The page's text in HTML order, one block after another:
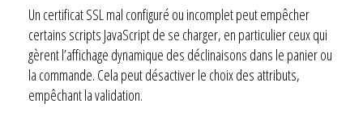
Un certificat SSL mal configuré ou incomplet peut empêcher
certains scripts JavaScript de se charger, en particulier ceux qui
gèrent l’affichage dynamique des déclinaisons dans le panier ou
la commande. Cela peut désactiver le choix des attributs,
empêchant la validation.